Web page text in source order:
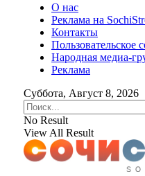
О нас
Реклама на
Контакты
Пользовательское
Народная медиа-
Реклама
Суббота, Август 8, 2026
No Result
View All Result